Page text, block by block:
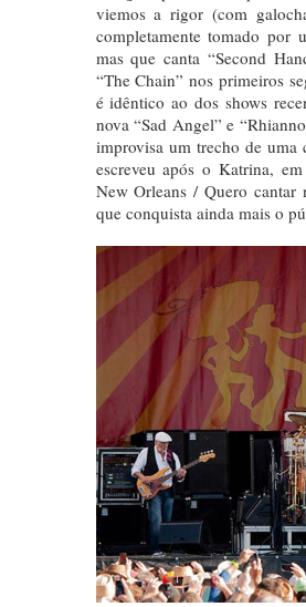
viemos a rigor (com
completamente tomado por
mas que canta “Second
“The Chain” nos primeiros
é idêntico ao dos shows
nova “Sad Angel” e
improvisa um trecho de uma
escreveu após o Katrina,
New Orleans / Quero cantar
que conquista ainda mais o